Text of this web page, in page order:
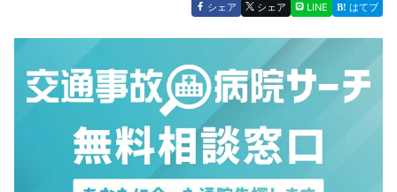
シェア シェア LINE はてブ